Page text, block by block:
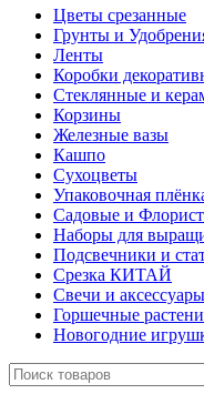
Цветы срезанные
Грунты и
Ленты
Коробки
Стеклянные и
Корзины
Железные вазы
Кашпо
Сухоцветы
Упаковочная
Садовые и
Наборы для
Подсвечники и
Срезка КИТАЙ
Свечи и аксессуары
Горшечные
Новогодние